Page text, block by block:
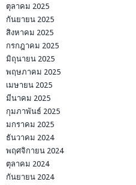
ตุลาคม 2025
กันยายน 2025
สิงหาคม 2025
กรกฎาคม 2025
มิถุนายน 2025
พฤษภาคม 2025
เมษายน 2025
มีนาคม 2025
กุมภาพันธ์ 2025
มกราคม 2025
ธันวาคม 2024
พฤศจิกายน 2024
ตุลาคม 2024
กันยายน 2024